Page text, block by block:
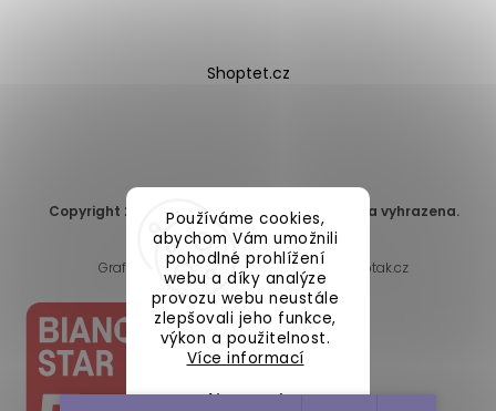
Používáme cookies,
abychom Vám umožnili
pohodlné prohlížení
webu a díky analýze
provozu webu neustále
zlepšovali jeho funkce,
výkon a použitelnost.
Více informací
Nastavení
Shoptet.cz
Copyright 2026 DomaLEP s.r.o. . Všechna práva vyhrazena.
Upravit nastavení cookies
Grafický návrh vytvořil a nakódoval
Shoptak.cz